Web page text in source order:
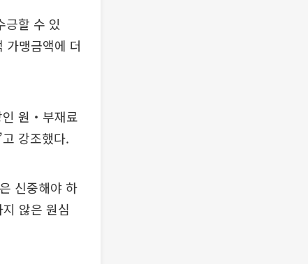
긍할 수 있
가맹금액에 더
인 원‧부재료
강조했다.
신중해야 하
않은 원심